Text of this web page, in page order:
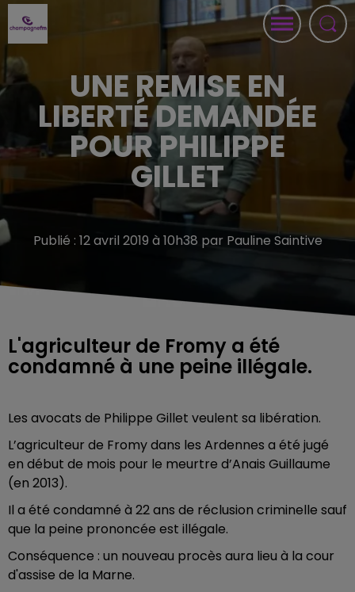
UNE REMISE EN
LIBERTÉ DEMANDÉE
POUR PHILIPPE
GILLET
Publié : 12 avril 2019 à 10h38 par Pauline Saintive
L'agriculteur de Fromy a été
condamné à une peine illégale.
Les avocats de Philippe Gillet veulent sa libération.
L’agriculteur de Fromy dans les Ardennes a été jugé
en début de mois pour le meurtre d’Anais Guillaume
(en 2013).
Il a été condamné à 22 ans de réclusion criminelle sauf
que la peine prononcée est illégale.
Conséquence : un nouveau procès aura lieu à la cour
d'assise de la Marne.